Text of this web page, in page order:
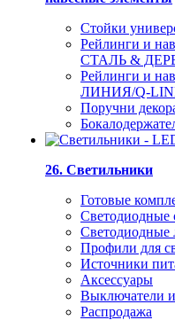
Стойки
Рейлинги и
СТАЛЬ &
Рейлинги и
ЛИНИЯ/Q-
Поручни
26. Светильники
Готовые
Светодиодные
Светодиодные
Профили для
Источники
Аксессуары
Выключатели
Распродажа